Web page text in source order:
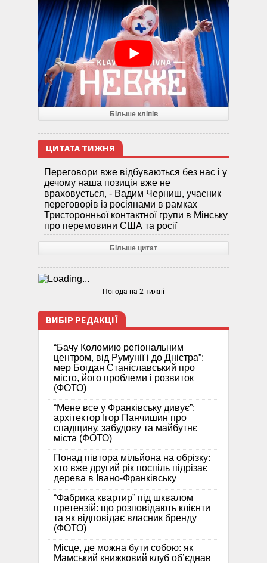
Більше кліпів
ЦИТАТА ТИЖНЯ
Переговори вже відбуваються без нас і у
дечому наша позиція вже не
враховується, - Вадим Черниш, учасник
переговорів із росіянами в рамках
Тристоронньої контактної групи в Мінську
про перемовини США та росії
Більше цитат
Погода на 2 тижні
ВИБІР РЕДАКЦІЇ
“Бачу Коломию регіональним
центром, від Румунії і до Дністра”:
мер Богдан Станіславський про
місто, його проблеми і розвиток
(ФОТО)
“Мене все у Франківську дивує”:
архітектор Ігор Панчишин про
спадщину, забудову та майбутнє
міста (ФОТО)
Понад півтора мільйона на обрізку:
хто вже другий рік поспіль підрізає
дерева в Івано-Франківську
“Фабрика квартир” під шквалом
претензій: що розповідають клієнти
та як відповідає власник бренду
(ФОТО)
Місце, де можна бути собою: як
Мамський книжковий клуб об’єднав